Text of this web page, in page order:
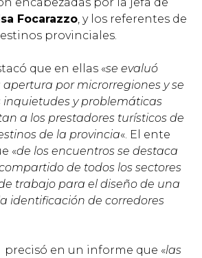
Focarazzo, y los referentes de
provinciales.
que en ellas «se evaluó
por microrregiones y se
inquietudes y problemáticas
a los prestadores turísticos de
de la provincia«. El ente
«de los encuentros se destaca
de todos los sectores
trabajo para el diseño de una
identificación de corredores
precisó en un informe que «las